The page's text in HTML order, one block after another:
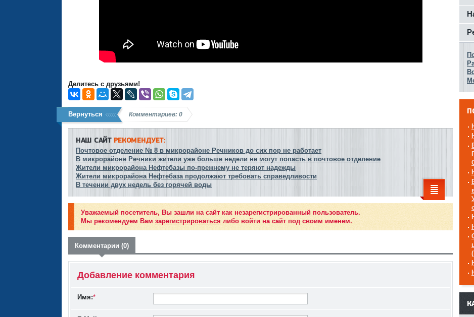
Делитесь с друзьями!
Вернуться Комментариев: 0
НАШ САЙТРЕКОМЕНДУЕТ:
Почтовое отделение № 8 в микрорайоне Речников до сих пор не работает
В микрорайоне Речники жители уже больше недели не могут попасть в почтовое отделение
Жители микрорайона Нефтебазы по-прежнему не теряют надежды
Жители микрорайона Нефтебаза продолжают требовать справедливости
В течении двух недель без горячей воды
Уважаемый посетитель, Вы зашли на сайт как незарегистрированный пользователь.
Мы рекомендуем Вам зарегистрироваться либо войти на сайт под своим именем.
Комментарии (0)
Добавление комментария
Имя:* ------